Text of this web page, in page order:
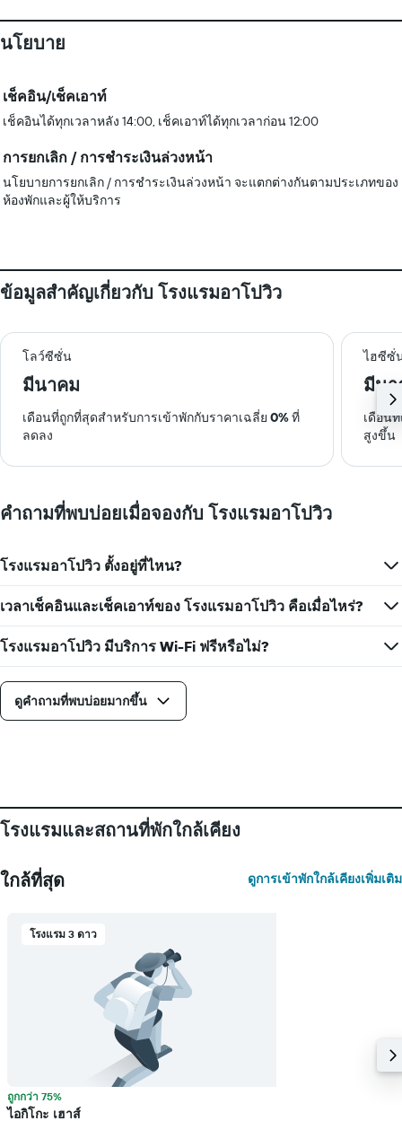
นโยบาย
เช็คอิน/เช็คเอาท์
เช็คอินได้ทุกเวลาหลัง 14:00, เช็คเอาท์ได้ทุกเวลาก่อน 12:00
การยกเลิก / การชำระเงินล่วงหน้า
นโยบายการยกเลิก / การชำระเงินล่วงหน้า จะแตกต่างกันตามประเภทของ
ห้องพักและผู้ให้บริการ
ข้อมูลสำคัญเกี่ยวกับ โรงแรมอาโปวิว
โลว์ซีซั่น ไฮซีซั่
มีนาคม มีน
เดือนที่ถูกที่สุดสำหรับการเข้าพักกับราคาเฉลี่ย 0%ที่
ลดลง
เดือน
สูงขึ้น
คำถามที่พบบ่อยเมื่อจองกับ โรงแรมอาโปวิว
โรงแรมอาโปวิว ตั้งอยู่ที่ไหน?
เวลาเช็คอินและเช็คเอาท์ของ โรงแรมอาโปวิว คือเมื่อไหร่?
โรงแรมอาโปวิว มีบริการ Wi-Fi ฟรีหรือไม่?
ดูคำถามที่พบบ่อยมากขึ้น
โรงแรมและสถานที่พักใกล้เคียง
ใกล้ที่สุด ดูการเข้าพักใกล้เคียงเพิ่มเติม
โรงแรม 3 ดาว
ถูกกว่า 75%
ไอกิโกะ เฮาส์